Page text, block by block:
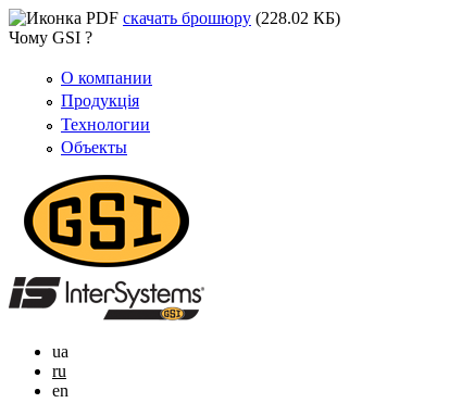
скачать брошюру (228.02 КБ)
Чому GSI ?
О компании
Продукція
Технологии
Объекты
ua
ru
en